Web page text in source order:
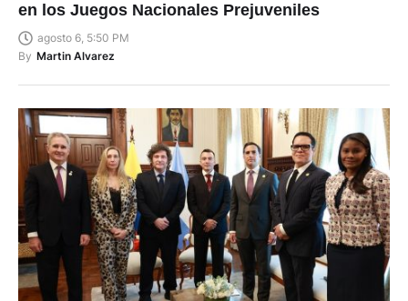
en los Juegos Nacionales Prejuveniles
agosto 6, 5:50 PM
By Martin Alvarez